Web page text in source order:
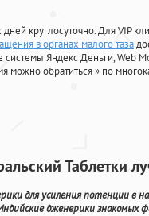
круглосуточно. Для VIP
в органах малого таза
Яндекс Деньги, Web
можно обратиться» по
Таблетки
для усиления потенции в
дженерики знакомых